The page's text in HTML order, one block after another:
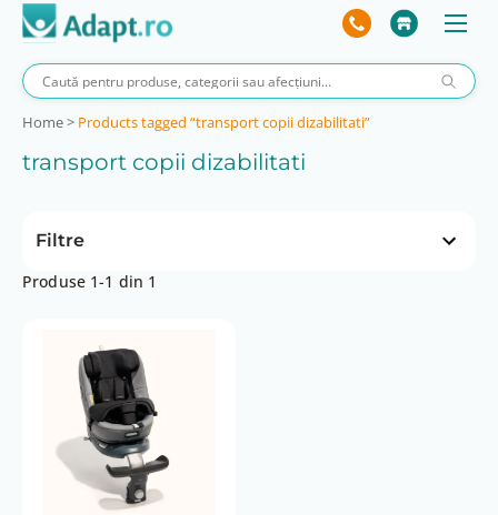
Home> Products tagged “transport copii dizabilitati”
transport copii dizabilitati
Filtre
Produse 1-1 din 1